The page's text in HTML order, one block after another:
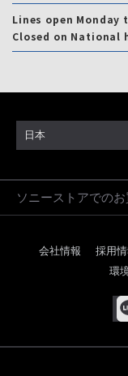
Lines open Monday
Closed on National
日本
ソニーストアでの
会社情報 採用
環